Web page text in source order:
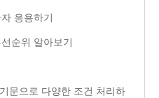
응용하기
순위 알아보기
문으로 다양한 조건 처리하